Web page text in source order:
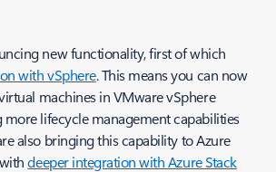
new functionality, first of which
with vSphere. This means you can now
machines in VMware vSphere
lifecycle management capabilities
also bringing this capability to Azure
withdeeper integration with Azure Stack